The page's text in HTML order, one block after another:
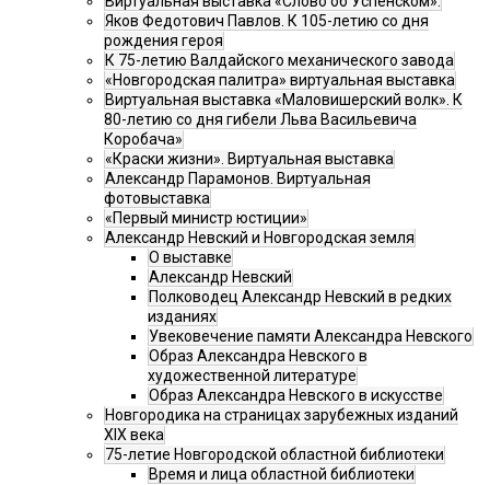
Яков Федотович Павлов. К 105-летию со дня
рождения героя
К 75-летию Валдайского механического завода
«Новгородская палитра» виртуальная выставка
Виртуальная выставка «Маловишерский волк». К
80-летию со дня гибели Льва Васильевича
Коробача»
«Краски жизни». Виртуальная выставка
Александр Парамонов. Виртуальная
фотовыставка
«Первый министр юстиции»
Александр Невский и Новгородская земля
О выставке
Александр Невский
Полководец Александр Невский в редких
изданиях
Увековечение памяти Александра Невского
Образ Александра Невского в
художественной литературе
Образ Александра Невского в искусстве
Новгородика на страницах зарубежных изданий
XIX века
75-летие Новгородской областной библиотеки
Время и лица областной библиотеки